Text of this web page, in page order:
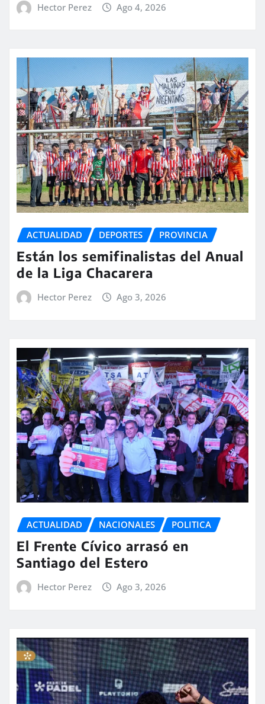
Hector Perez Ago 4, 2026
ACTUALIDAD DEPORTES PROVINCIA
Están los semifinalistas del Anual
de la Liga Chacarera
Hector Perez Ago 3, 2026
ACTUALIDAD NACIONALES POLITICA
El Frente Cívico arrasó en
Santiago del Estero
Hector Perez Ago 3, 2026